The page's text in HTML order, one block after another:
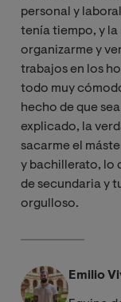
personal y
tenía tiempo, y
organizarme y
trabajos en los
todo muy
hecho de que
explicado, la
sacarme el
y bachillerato, lo
de secundaria y
orgulloso.
Emilio